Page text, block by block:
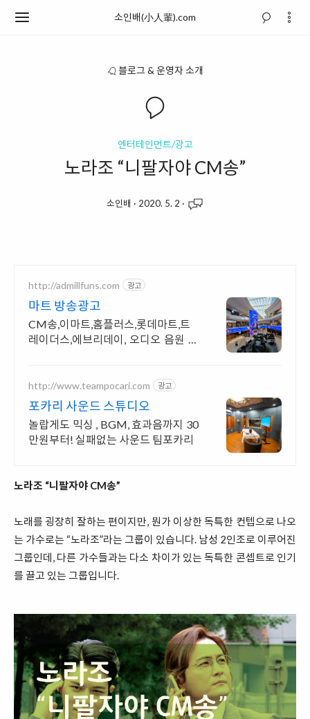
소인배(小人輩).com
블로그 & 운영자 소개
엔터테인먼트/광고
노라조 “니팔자야 CM송”
소인배 · 2020. 5. 2 ·
http://admillfuns.com 광고
마트 방송광고
CM송,이마트,홈플러스,롯데마트,트
레이더스,에브리데이, 오디오 음원 방
http://www.teampocari.com 광고
포카리 사운드 스튜디오
놀랍게도 믹싱 , BGM, 효과음까지 30
만원부터! 실패없는 사운드 팀포카리
노라조 “니팔자야 CM송”
노래를 굉장히 잘하는 편이지만, 뭔가 이상한 독특한 컨텝으로 나오
는 가수로는 “노라조”라는 그룹이 있습니다. 남성 2인조로 이루어진
그룹인데, 다른 가수들과는 다소 차이가 있는 독특한 콘셉트로 인기
를 끌고 있는 그룹입니다.